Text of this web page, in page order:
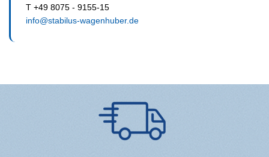
T +49 8075 - 9155-15
info@stabilus-wagenhuber.de